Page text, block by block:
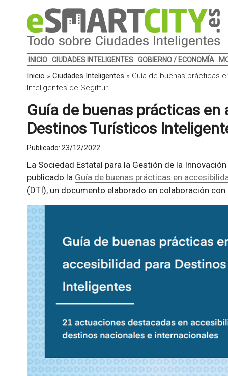
INICIO CIUDADES INTELIGENTES GOBIERNO / ECONOMÍA
Inicio » Ciudades Inteligentes » Guía de buenas prácticas
Inteligentes de Segittur
Guía de buenas prácticas en
Destinos Turísticos
Publicado: 23/12/2022
La Sociedad Estatal para la Gestión de la
publicado la Guía de buenas prácticas en
(DTI), un documento elaborado en colaboración con